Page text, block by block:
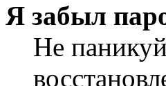
Я забыл
Не